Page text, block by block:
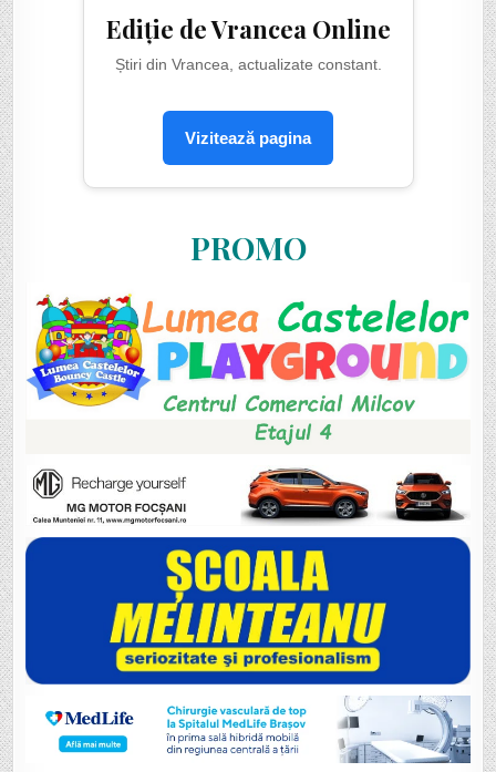
Ediție de Vrancea Online
Știri din Vrancea, actualizate constant.
Vizitează pagina
PROMO